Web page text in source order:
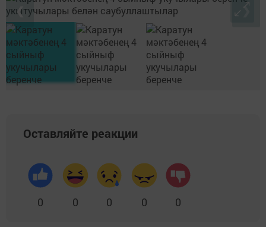
❮ ❯
Оставляйте реакции
0 0 0 0 0